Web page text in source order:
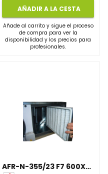
AÑADIR A LA CESTA
Añade al carrito y sigue el proceso
de compra para ver la
disponibilidad y los precios para
profesionales.
AFR-N-355/23 F7 600X425X48 MARCO METALICO